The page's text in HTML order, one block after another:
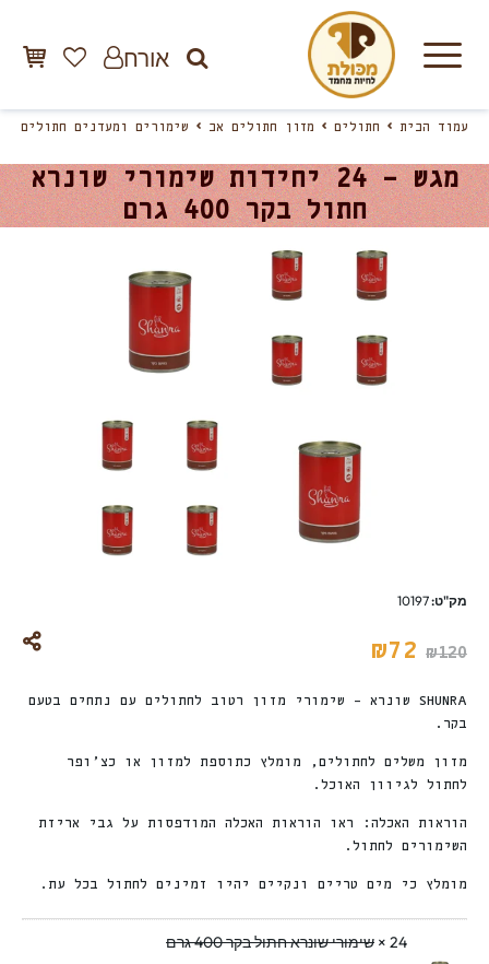
אורח
עמוד הבית חתולים מזון חתולים אב שימורים ומעדנים חתולים
מגש – 24 יחידות שימורי שונרא
חתול בקר 400 גרם
מק"ט:10197
₪120
₪72
SHUNRA שונרא – שימורי מזון רטוב לחתולים עם נתחים בטעם
בקר.
מזון משלים לחתולים, מומלץ כתוספת למזון או כצ’ופר
לחתול לגיוון האוכל.
הוראות האכלה: ראו הוראות האכלה המודפסות על גבי אריזת
השימורים לחתול.
מומלץ כי מים טריים ונקיים יהיו זמינים לחתול בכל עת.
24 × שימורי שונרא חתול בקר 400 גרם